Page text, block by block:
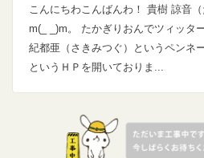
こんにちわこんばんわ！ 貴樹 諒音
m(_ _)m。 たかぎりおんでツィッタ
紀都亜（さきみつぐ）というペンネ
というＨＰを開いておりま...